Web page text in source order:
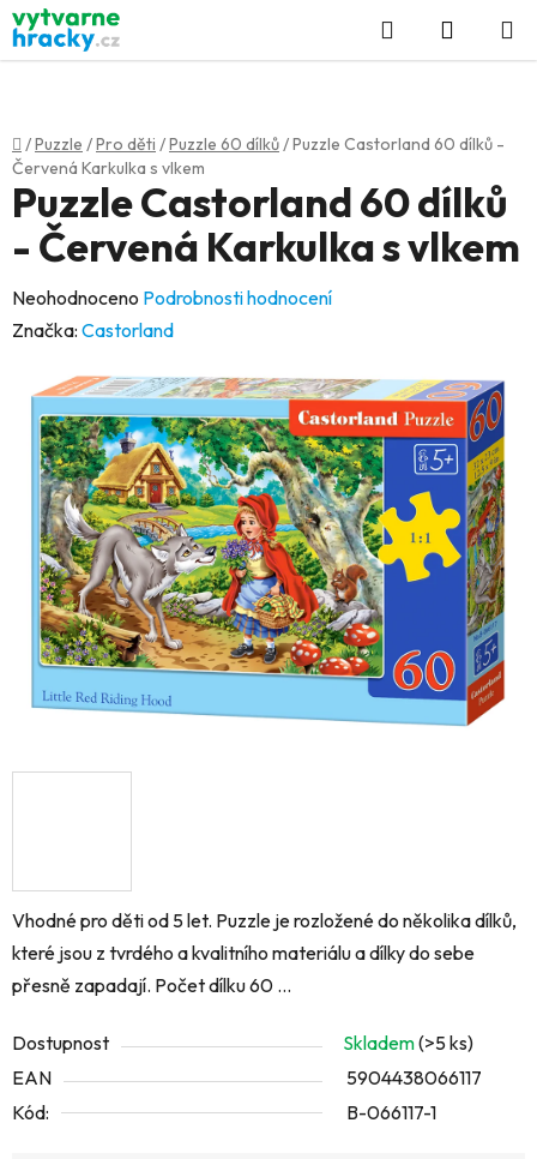
Přejít
na
obsah
Hledat
KOŠÍK
Domů
/Puzzle /Pro děti /Puzzle 60 dílků/Puzzle Castorland 60 dílků -
Červená Karkulka s vlkem
Vhodné pro děti od 5 let. Puzzle je rozložené do několika dílků,
které jsou z tvrdého a kvalitního materiálu a dílky do sebe
přesně zapadají. Počet dílku 60 ...
Dostupnost Skladem(>5 ks)
EAN
5904438066117
Kód:
B-066117-1
Puzzle Castorland 60 dílků
- Červená Karkulka s vlkem
Průměrné
hodnocení
0,0
hvězdiček.
Neohodnoceno Podrobnosti hodnocení
Značka: Castorland